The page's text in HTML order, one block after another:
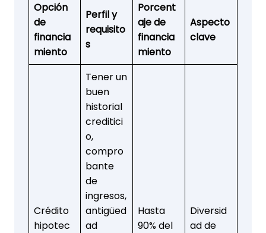
Opción
de
financia
miento
Perfil y
requisito
s
Porcent
aje de
financia
miento
Aspecto
clave
Crédito
hipotec
Tener un
buen
historial
creditici
o,
compro
bante
de
ingresos,
antigüed
ad
Hasta
90% del
Diversid
ad de